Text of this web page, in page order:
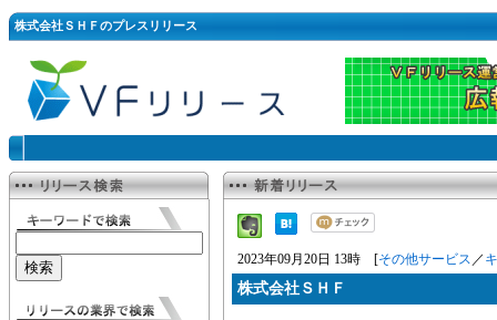
株式会社ＳＨＦのプレスリリース
2023年09月20日 13時 [その他サービス ／
株式会社ＳＨＦ